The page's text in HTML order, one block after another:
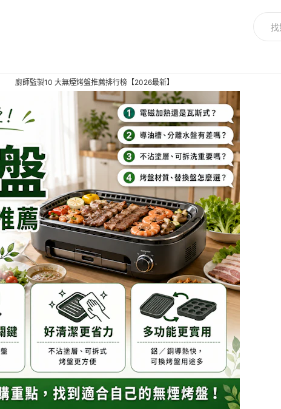
廚師監製10 大無煙烤盤推薦排行榜【2026最新】